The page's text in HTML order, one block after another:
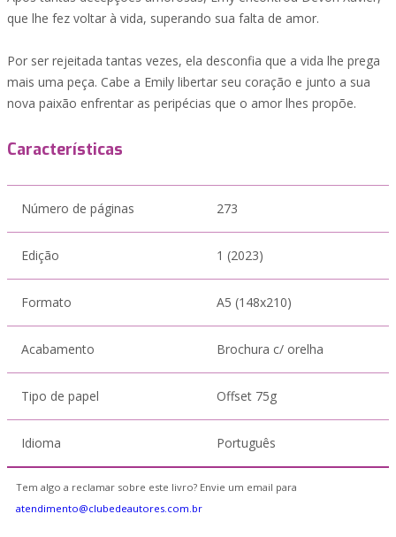
que lhe fez voltar à vida, superando sua falta de amor.
Por ser rejeitada tantas vezes, ela desconfia que a vida lhe prega
mais uma peça. Cabe a Emily libertar seu coração e junto a sua
nova paixão enfrentar as peripécias que o amor lhes propõe.
Características
Número de páginas 273
Edição 1 (2023)
Formato A5 (148x210)
Acabamento Brochura c/ orelha
Tipo de papel Offset 75g
Idioma Português
Tem algo a reclamar sobre este livro? Envie um email para
atendimento@clubedeautores.com.br